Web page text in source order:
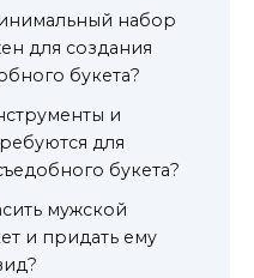
набор
для создания
букета?
и
для
букета?
мужской
и придать ему